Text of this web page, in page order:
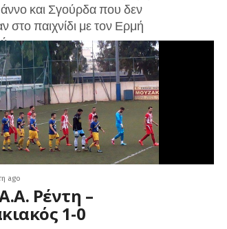
και Σγούρδα που δεν
στο παιχνίδι με τον Ερμή
ago
Ρέντη –
1-0